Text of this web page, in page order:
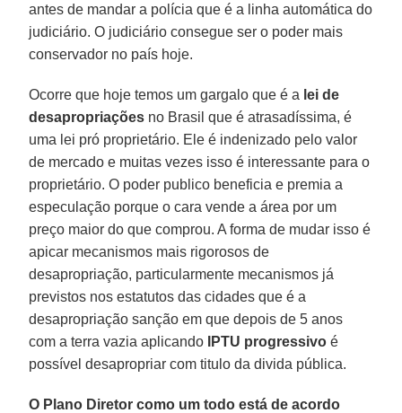
antes de mandar a polícia que é a linha automática do
judiciário. O judiciário consegue ser o poder mais
conservador no país hoje.
Ocorre que hoje temos um gargalo que é a lei de
desapropriações no Brasil que é atrasadíssima, é
uma lei pró proprietário. Ele é indenizado pelo valor
de mercado e muitas vezes isso é interessante para o
proprietário. O poder publico beneficia e premia a
especulação porque o cara vende a área por um
preço maior do que comprou. A forma de mudar isso é
apicar mecanismos mais rigorosos de
desapropriação, particularmente mecanismos já
previstos nos estatutos das cidades que é a
desapropriação sanção em que depois de 5 anos
com a terra vazia aplicando
IPTU progressivo é
possível desapropriar com titulo da divida pública.
O Plano Diretor como um todo está de acordo